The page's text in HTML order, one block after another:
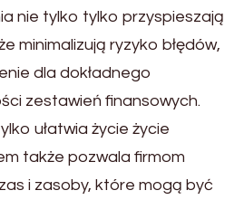
nie tylko tylko przyspieszają
minimalizują ryzyko błędów,
dla dokładnego
zestawień finansowych.
ułatwia życie życie
także pozwala firmom
i zasoby, które mogą być